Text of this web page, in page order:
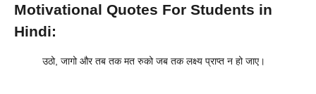
Motivational Quotes For Students in
Hindi:
उठो, जागो और तब तक मत रुको जब तक लक्ष्य प्राप्त न हो जाए।